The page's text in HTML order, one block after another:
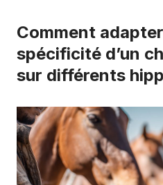
Comment
spécificité d’un
sur différents